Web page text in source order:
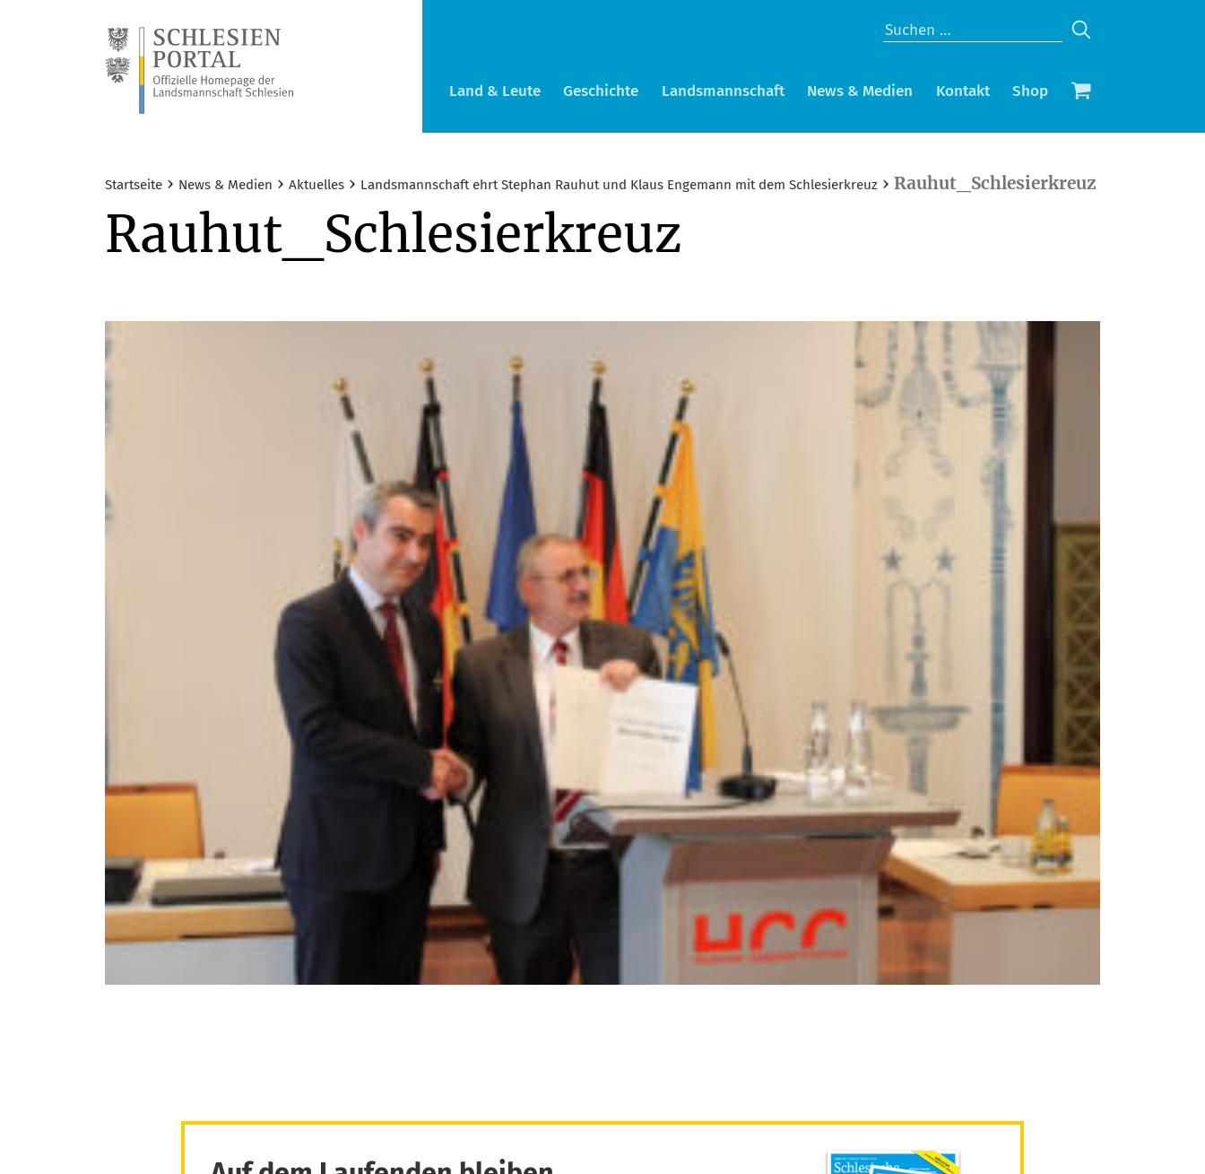
Land & Leute Geschichte Landsmannschaft News & Medien Kontakt Shop
Startseite › News & Medien › Aktuelles › Landsmannschaft ehrt Stephan Rauhut und Klaus Engemann mit dem Schlesierkreuz › Rauhut_Schlesierkreuz
Rauhut_Schlesierkreuz